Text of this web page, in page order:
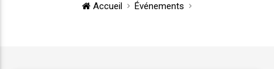
Accueil Événements